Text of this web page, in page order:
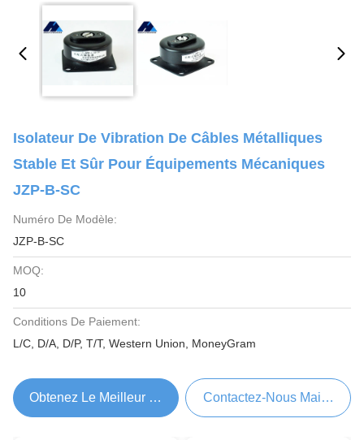
Isolateur De Vibration De Câbles Métalliques
Stable Et Sûr Pour Équipements Mécaniques
JZP-B-SC
Numéro De Modèle:
JZP-B-SC
MOQ:
10
Conditions De Paiement:
L/C, D/A, D/P, T/T, Western Union, MoneyGram
Obtenez Le Meilleur Prix Contactez-Nous Maintenant